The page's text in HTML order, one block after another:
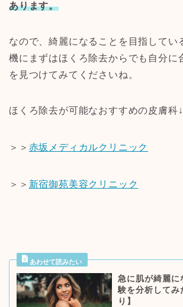
あります。
なので、綺麗になることを目指してい
機にまずはほくろ除去からでも自分に
を見つけてみてくださいね。
ほくろ除去が可能なおすすめの皮膚科↓
＞＞ 赤坂メディカルクリニック
＞＞ 新宿御苑美容クリニック
急に肌が綺麗に
験を分析してみ
り】